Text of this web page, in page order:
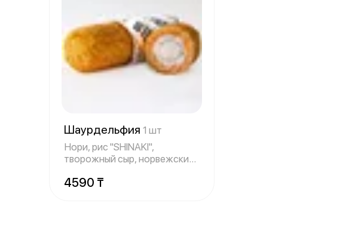
Шаурдельфия 1 шт
Нори, рис "SHINAKI",
творожный сыр, норвежский
4590 ₸